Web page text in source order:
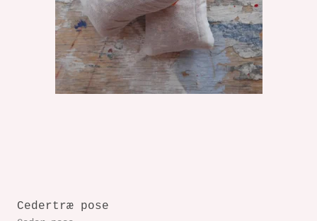
Cedertræ pose